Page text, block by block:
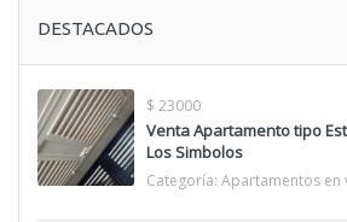
DESTACADOS
$ 23000
Venta Apartamento tipo
Los Simbolos
Categoría: Apartamentos en